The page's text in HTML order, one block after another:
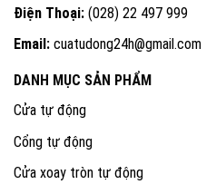
Điện Thoại: (028) 22 497 999
Email: cuatudong24h@gmail.com
DANH MỤC SẢN PHẨM
Cửa tự động
Cổng tự động
Cửa xoay tròn tự động